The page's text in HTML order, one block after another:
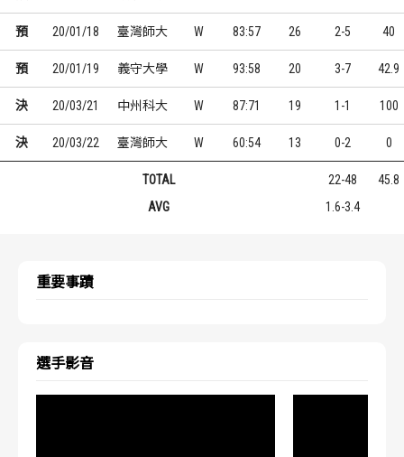
預 20/01/18 臺灣師大 W 83:57 26 2-5 40
預 20/01/19 義守大學 W 93:58 20 3-7 42.9
決 20/03/21 中州科大 W 87:71 19 1-1 100
決 20/03/22 臺灣師大 W 60:54 13 0-2 0
TOTAL 22-48
45.8
AVG
1.6-3.4
重要事蹟
選手影音